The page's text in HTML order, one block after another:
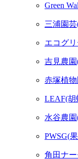
Green
三浦園
エコグ
吉見農
赤塚植
LEAF(胡
水谷農
PWSG(
角田ナ